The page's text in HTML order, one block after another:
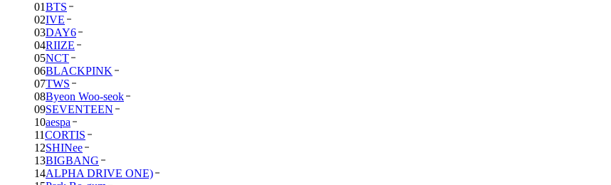
01BTS
02IVE
03DAY6
04RIIZE
05NCT
06BLACKPINK
07TWS
08Byeon Woo-seok
09SEVENTEEN
10aespa
11CORTIS
12SHINee
13BIGBANG
14ALPHA DRIVE ONE)